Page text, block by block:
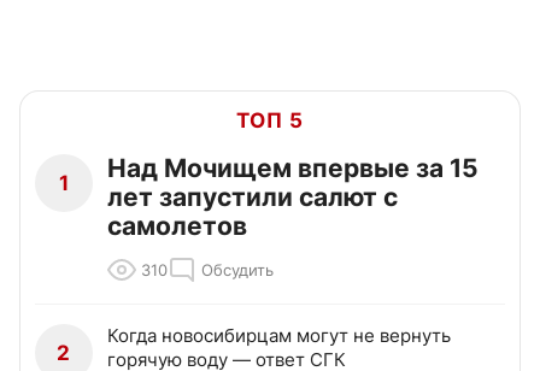
ТОП 5
1
Над Мочищем впервые за 15
лет запустили салют с
самолетов
310 Обсудить
2
Когда новосибирцам могут не вернуть
горячую воду — ответ СГК